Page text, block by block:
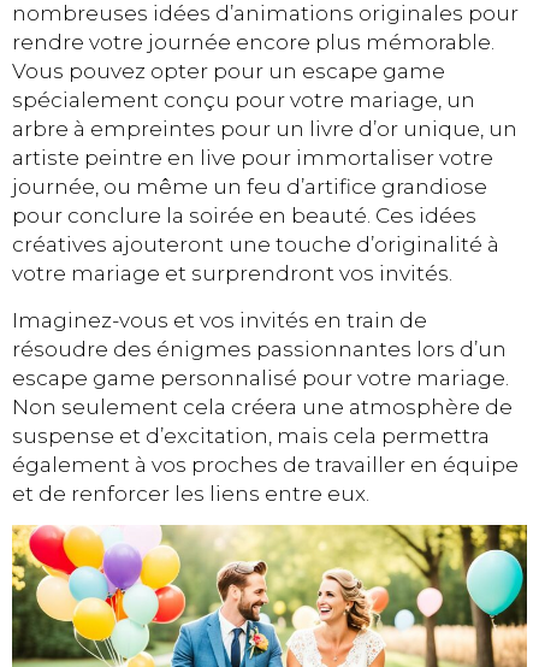
nombreuses idées d’animations originales pour
rendre votre journée encore plus mémorable.
Vous pouvez opter pour un escape game
spécialement conçu pour votre mariage, un
arbre à empreintes pour un livre d’or unique, un
artiste peintre en live pour immortaliser votre
journée, ou même un feu d’artifice grandiose
pour conclure la soirée en beauté. Ces idées
créatives ajouteront une touche d’originalité à
votre mariage et surprendront vos invités.
Imaginez-vous et vos invités en train de
résoudre des énigmes passionnantes lors d’un
escape game personnalisé pour votre mariage.
Non seulement cela créera une atmosphère de
suspense et d’excitation, mais cela permettra
également à vos proches de travailler en équipe
et de renforcer les liens entre eux.